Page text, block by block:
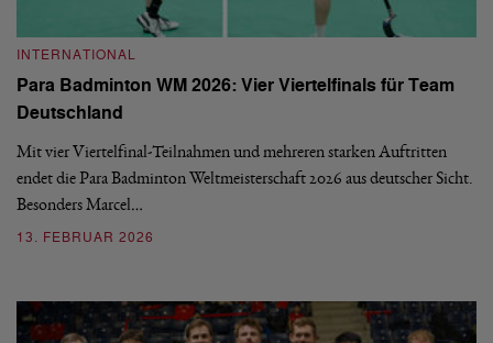
INTERNATIONAL
Para Badminton WM 2026: Vier Viertelfinals für Team
Deutschland
Mit vier Viertelfinal-Teilnahmen und mehreren starken Auftritten
endet die Para Badminton Weltmeisterschaft 2026 aus deutscher Sicht.
Besonders Marcel…
13. FEBRUAR 2026